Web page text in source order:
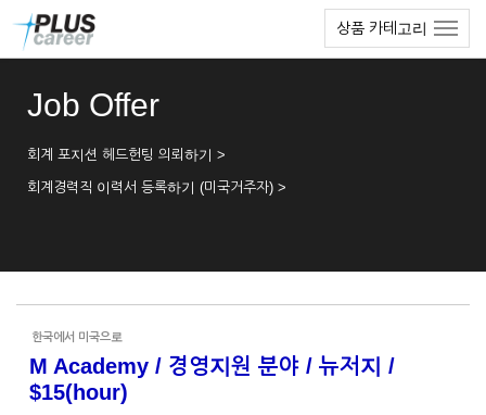
상품 카테고리
Job Offer
회계 포지션 헤드헌팅 의뢰하기 >
회계경력직 이력서 등록하기 (미국거주자) >
한국에서 미국으로
M Academy / 경영지원 분야 / 뉴저지 /
$15(hour)